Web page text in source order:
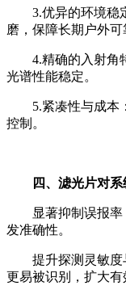
3.优异的环境稳
磨，保障长期户外可
4.精确的入射角
光谱性能稳定。
5.紧凑性与成本
控制。
四、滤光片对
显著抑制误报
发准确性。
提升探测灵敏
更易被识别，扩大有